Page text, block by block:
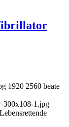
1920 2560 beate
300x108-1.jpg
Lebensrettende